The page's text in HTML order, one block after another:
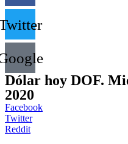
Dólar hoy DOF.
2020
Facebook
Twitter
Reddit